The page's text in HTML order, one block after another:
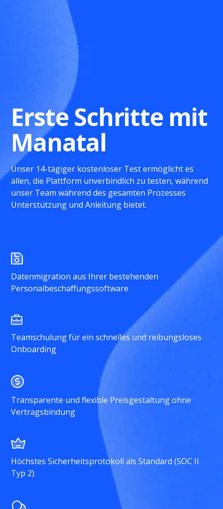
Erste Schritte mit
Manatal
Unser 14-tägiger kostenloser Test ermöglicht es
allen, die Plattform unverbindlich zu testen, während
unser Team während des gesamten Prozesses
Unterstützung und Anleitung bietet.
Datenmigration aus Ihrer bestehenden
Personalbeschaffungssoftware
Teamschulung für ein schnelles und reibungsloses
Onboarding
Transparente und flexible Preisgestaltung ohne
Vertragsbindung
Höchstes Sicherheitsprotokoll als Standard (SOC II
Typ 2)